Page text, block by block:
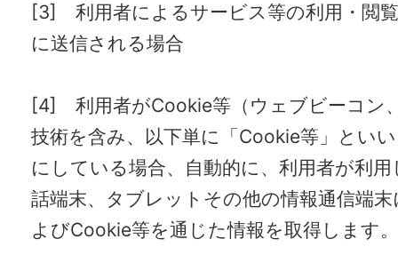
[3] 利用者によるサービス等の利用・閲
に送信される場合
[4] 利用者がCookie等（ウェブビーコン
技術を含み、以下単に「Cookie等」とい
にしている場合、自動的に、利用者が利
話端末、タブレットその他の情報通信端
よびCookie等を通じた情報を取得します。